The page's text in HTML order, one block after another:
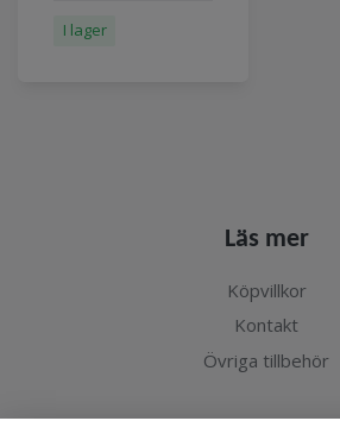
I lager
Läs mer
Köpvillkor
Kontakt
Övriga tillbehör